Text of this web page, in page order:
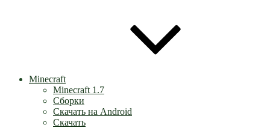
Minecraft
Minecraft 1.7
Сборки
Скачать на Android
Скачать